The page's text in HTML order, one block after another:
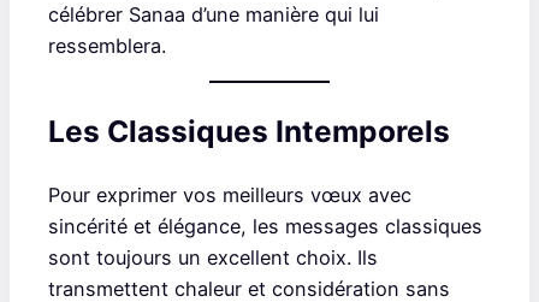
célébrer Sanaa d’une manière qui lui
ressemblera.
Les Classiques Intemporels
Pour exprimer vos meilleurs vœux avec
sincérité et élégance, les messages classiques
sont toujours un excellent choix. Ils
transmettent chaleur et considération sans